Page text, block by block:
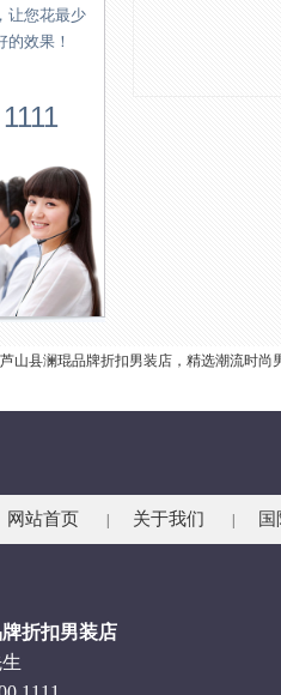
让您花最少
的效果！
山县澜琨品牌折扣男装店，精选潮流时尚
网站首页 关于我们
折扣男装店